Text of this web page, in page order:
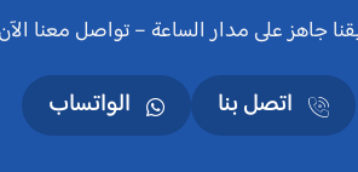
جاهز على مدار الساعة – تواصل معنا
اتصل بنا الواتساب